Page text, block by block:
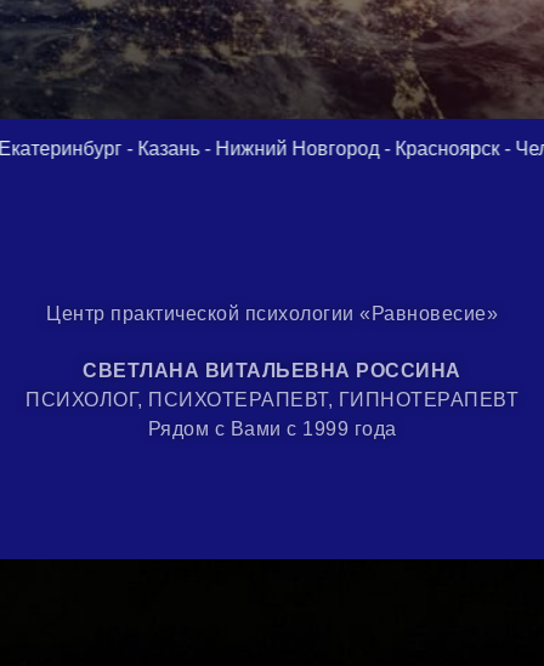
- Нижний Новгород - Красноярск - Челябинск - Уфа -
Центр практической психологии «Равновесие»
СВЕТЛАНА ВИТАЛЬЕВНА РОССИНА
ПСИХОЛОГ, ПСИХОТЕРАПЕВТ, ГИПНОТЕРАПЕВТ
Рядом с Вами с 1999 года